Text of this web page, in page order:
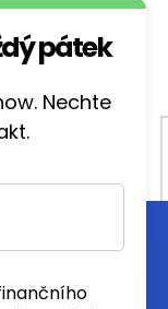
pátek
Nechte